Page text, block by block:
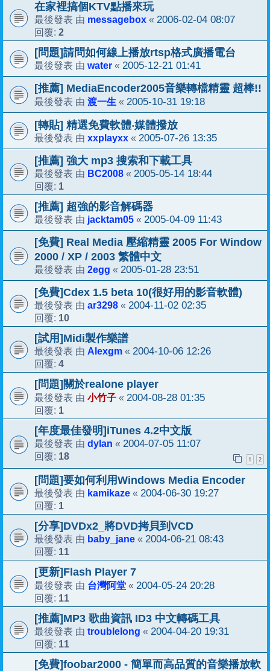
在家裡搞個KTV點播來玩
最後發表 由 messagebox « 2006-02-04 08:07
回覆: 2
[問題]請問如何線上播放rtsp格式廣播電台
最後發表 由 water « 2005-12-21 01:41
[推薦] MediaEncoder2005音樂轉檔精靈 超棒!!
最後發表 由 渡一生 « 2005-10-31 19:18
[轉貼] 精選免費軟體‧媒體撥放
最後發表 由 xxplayxx « 2005-07-26 13:35
[推薦] 強大 mp3 搜索和下載工具
最後發表 由 BC2008 « 2005-05-14 18:44
回覆: 1
[推薦] 超強的影音解碼器
最後發表 由 jacktam05 « 2005-04-09 11:43
[免費] Real Media 壓縮精靈 2005 For Window
2000 / XP / 2003 繁體中文
最後發表 由 2egg « 2005-01-28 23:51
[免費]Cdex 1.5 beta 10(很好用的影音軟體)
最後發表 由 ar3298 « 2004-11-02 02:35
回覆: 10
[試用]Midi製作樂譜
最後發表 由 Alexgm « 2004-10-06 12:26
回覆: 4
[問題]關於realone player
最後發表 由 小竹子 « 2004-08-28 01:35
回覆: 1
[年度最佳發明]iTunes 4.2中文版
最後發表 由 dylan « 2004-07-05 11:07
回覆: 18 1 2
[問題]要如何利用Windows Media Encoder
最後發表 由 kamikaze « 2004-06-30 19:27
回覆: 1
[分享]DVDx2_將DVD拷貝到VCD
最後發表 由 baby_jane « 2004-06-21 08:43
回覆: 11
[更新]Flash Player 7
最後發表 由 台灣阿堂 « 2004-05-24 20:28
回覆: 11
[推薦]MP3 歌曲資訊 ID3 中文轉碼工具
最後發表 由 troublelong « 2004-04-20 19:31
回覆: 11
[免費]foobar2000 - 簡單而高品質的音樂播放軟